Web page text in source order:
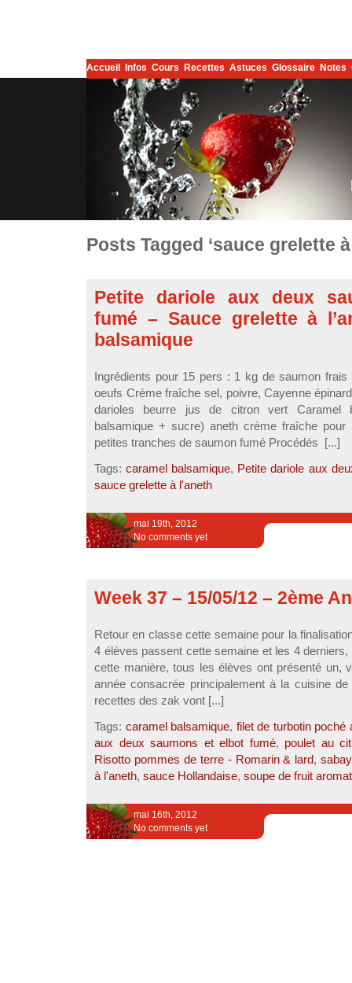
Accueil Infos Cours Recettes Astuces Glossaire Notes
Posts Tagged ‘sauce grelette à
Petite dariole aux deux
fumé – Sauce grelette à
balsamique
Ingrédients pour 15 pers : 1 kg de saumon
oeufs Crème fraîche sel, poivre, Cayenne
darioles beurre jus de citron vert Caramel
balsamique + sucre) aneth crème fraîche
petites tranches de saumon fumé Procédés [...]
Tags:caramel balsamique, Petite dariole aux
sauce grelette à l'aneth
mai 19th, 2012
No comments yet
Week 37 – 15/05/12 – 2ème
Retour en classe cette semaine pour la
4 élèves passent cette semaine et les 4
cette manière, tous les élèves ont présenté un,
année consacrée principalement à la cuisine
recettes des zak vont [...]
Tags: caramel balsamique, filet de turbotin poché
aux deux saumons et elbot fumé, poulet au
Risotto pommes de terre - Romarin & lard,
à l'aneth, sauce Hollandaise, soupe de fruit
mai 16th, 2012
No comments yet